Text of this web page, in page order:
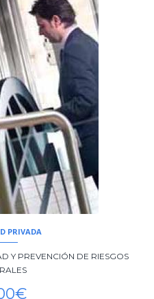
PRIVADA
Y PREVENCIÓN DE RIESGOS
€